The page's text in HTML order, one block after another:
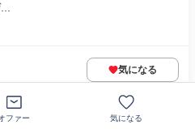
気になる
ファー 気になる